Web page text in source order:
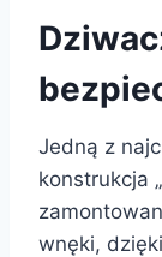
Jedną z
konstrukcja
wnęki,